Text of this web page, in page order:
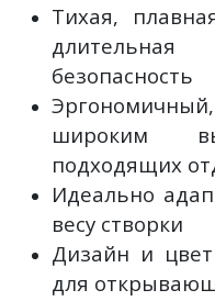
Тихая,
безопасность
широким
подходящих
Идеально
весу створки
Дизайн и
для